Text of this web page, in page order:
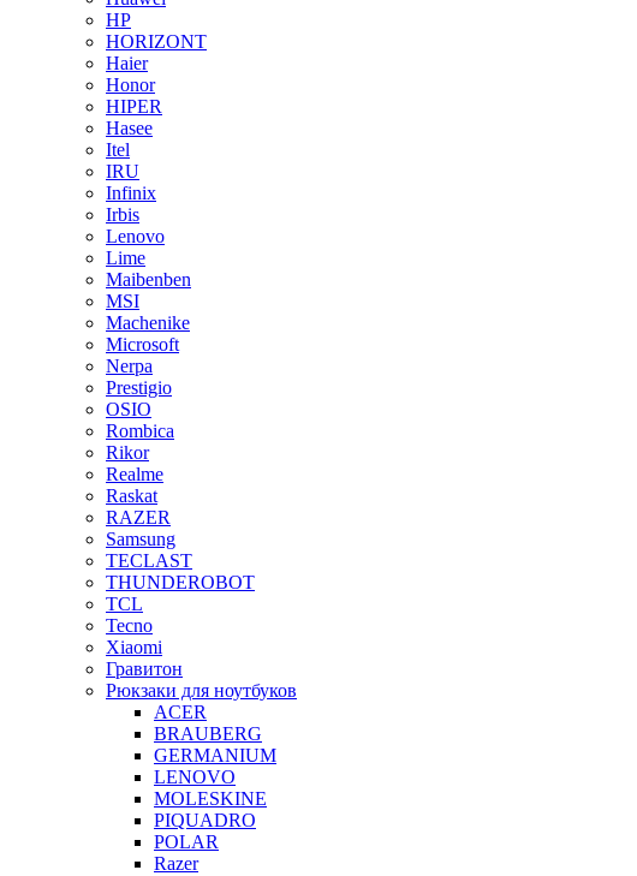
HP
HORIZONT
Haier
Honor
HIPER
Hasee
Itel
IRU
Infinix
Irbis
Lenovo
Lime
Maibenben
MSI
Machenike
Microsoft
Nerpa
Prestigio
OSIO
Rombica
Rikor
Realme
Raskat
RAZER
Samsung
TECLAST
THUNDEROBOT
TCL
Tecno
Xiaomi
Гравитон
Рюкзаки для ноутбуков
ACER
BRAUBERG
GERMANIUM
LENOVO
MOLESKINE
PIQUADRO
POLAR
Razer